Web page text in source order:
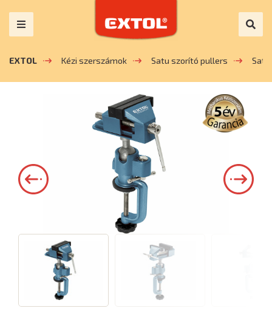
EXTOL Kézi szerszámok Satu szorító pullers